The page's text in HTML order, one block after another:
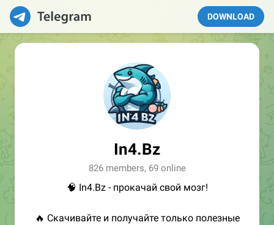
DOWNLOAD
In4.Bz
826 members, 69 online
🧠 In4.Bz - прокачай свой мозг!
🔥 Скачивайте и получайте только полезные